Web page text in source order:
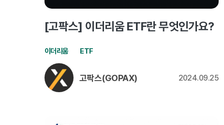
[고팍스] 이더리움 ETF란 무엇인가요?
이더리움 ETF
고팍스(GOPAX) 2024.09.25